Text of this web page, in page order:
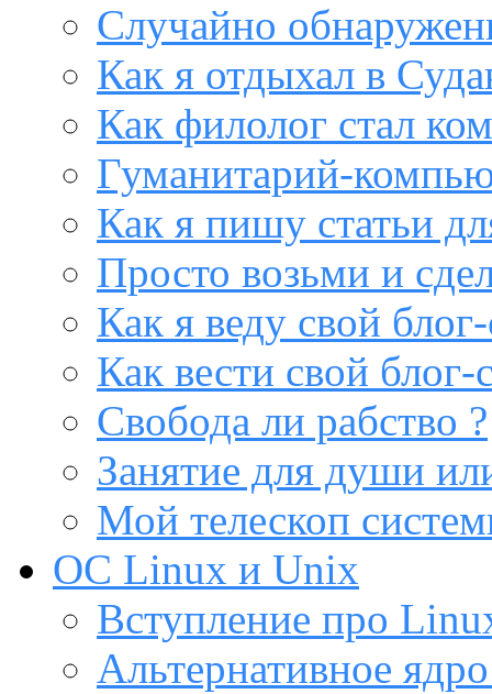
Случайно
Как я отдыхал в
Как филолог стал
Гуманитарий-
Как я пишу статьи
Просто возьми и
Как я веду свой
Как вести свой
Свобода ли рабство ?
Занятие для души
Мой телескоп
ОС Linux и Unix
Вступление про
Альтернативное